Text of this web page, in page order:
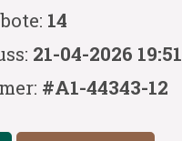
14
21-04-2026 19:51
#A1-44343-12